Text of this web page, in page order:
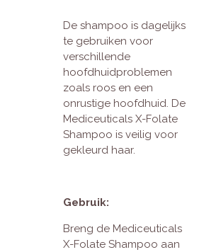
De shampoo is dagelijks
te gebruiken voor
verschillende
hoofdhuidproblemen
zoals roos en een
onrustige hoofdhuid. De
Mediceuticals X-Folate
Shampoo is veilig voor
gekleurd haar.
Gebruik:
Breng de Mediceuticals
X-Folate Shampoo aan